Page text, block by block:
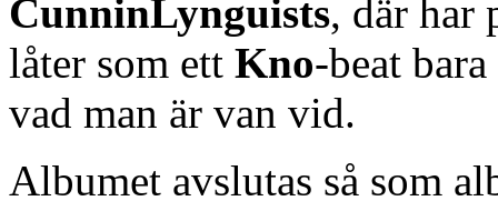
CunninLynguists, där har
låter som ett Kno-beat
vad man är van vid.
Albumet avslutas så som